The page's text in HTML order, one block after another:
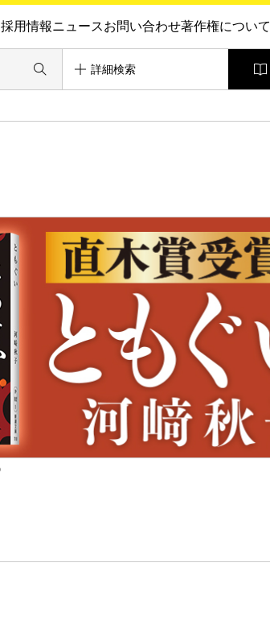
採用情報ニュースお問い合わせ著作権について
詳細検索